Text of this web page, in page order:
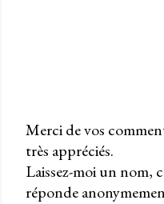
P
u
b
Merci de vos
très appréciés.
Laissez-moi un nom,
réponde